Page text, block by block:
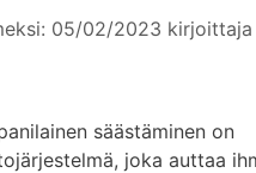
05/02/2023 kirjoittaja
säästäminen on
joka auttaa